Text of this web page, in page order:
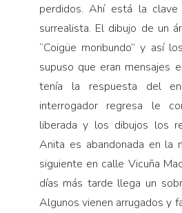
perdidos. Ahí está la clave
surrealista. El dibujo de un
“Coigüe moribundo” y así
supuso que eran mensajes
tenía la respuesta del
interrogador regresa le
liberada y los dibujos los
Anita es abandonada en la
siguiente en calle Vicuña
días más tarde llega un
Algunos vienen arrugados y